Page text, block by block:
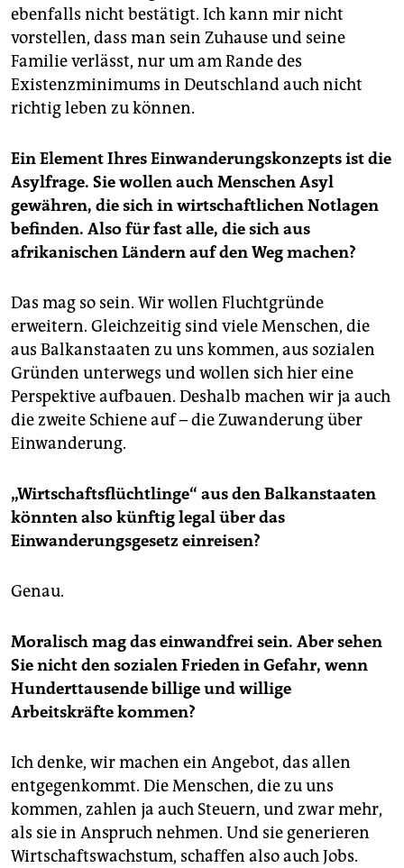
ebenfalls nicht bestätigt. Ich kann mir nicht
vorstellen, dass man sein Zuhause und seine
Familie verlässt, nur um am Rande des
Existenzminimums in Deutschland auch nicht
richtig leben zu können.
Ein Element Ihres Einwanderungskonzepts ist die
Asylfrage. Sie wollen auch Menschen Asyl
gewähren, die sich in wirtschaftlichen Notlagen
befinden. Also für fast alle, die sich aus
afrikanischen Ländern auf den Weg machen?
Das mag so sein. Wir wollen Fluchtgründe
erweitern. Gleichzeitig sind viele Menschen, die
aus Balkanstaaten zu uns kommen, aus sozialen
Gründen unterwegs und wollen sich hier eine
Perspektive aufbauen. Deshalb machen wir ja auch
die zweite Schiene auf – die Zuwanderung über
Einwanderung.
„Wirtschaftsflüchtlinge“ aus den Balkanstaaten
könnten also künftig legal über das
Einwanderungsgesetz einreisen?
Genau.
Moralisch mag das einwandfrei sein. Aber sehen
Sie nicht den sozialen Frieden in Gefahr, wenn
Hunderttausende billige und willige
Arbeitskräfte kommen?
Ich denke, wir machen ein Angebot, das allen
entgegenkommt. Die Menschen, die zu uns
kommen, zahlen ja auch Steuern, und zwar mehr,
als sie in Anspruch nehmen. Und sie generieren
Wirtschaftswachstum, schaffen also auch Jobs.